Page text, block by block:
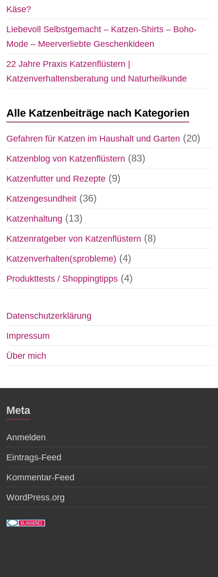
Käse?
Liebevoll Selbstgemacht – Katzen-Shirts – Boho-
Mode – Meerverliebte Geschenkideen
22 Jahre Praxis Katzenflüstern |
Katzenverhaltensberatung und Naturheilkunde
Alle Katzenbeiträge nach Kategorien
Gefahren für Katzen im Haushalt und Garten (20)
Katzenblog von Katzenflüstern (83)
Katzenfutter und Rezepte (9)
Katzengesundheit (36)
Katzenhaltung (13)
Katzenratgeber von Katzenflüstern (8)
Katzenverhalten(sprobleme) (4)
Produkttests / Shoppingtipps (4)
Datenschutzerklärung
Impressum
Über mich
Meta
Anmelden
Eintrags-Feed
Kommentar-Feed
WordPress.org